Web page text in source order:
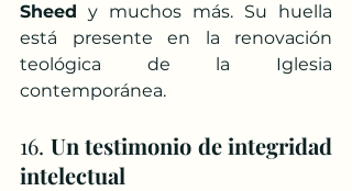
Sheed y muchos más. Su huella
está presente en la renovación
teológica de la Iglesia
contemporánea.
16. Un testimonio de integridad
intelectual